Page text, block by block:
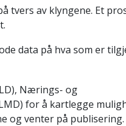
tvers av klyngene. Et
data på hva som er
Nærings- og
for å kartlegge
og venter på publisering.